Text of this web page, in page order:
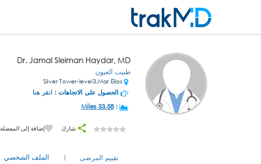
Dr. Jamal Sleiman Haydar, MD
طبيب العيون
الحصول على الاتجاهات : انقر هنا
:
33.58 Miles
شارك إضافة إلى المفضلة
الملف الشخصي تقييم المرضى